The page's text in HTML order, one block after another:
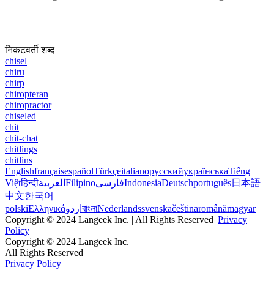
निकटवर्ती शब्द
chisel
chiru
chirp
chiropteran
chiropractor
chiseled
chit
chit-chat
chitlings
chitlins
EnglishfrançaisespañolTürkçeitalianoрусскийукраїнськаTiếng
Việtहिन्दीالعربية FilipinoفارسیIndonesiaDeutschportuguês日本語
中文한국어
polskiΕλληνικάاردو বাংলাNederlandssvenskačeštinaromânămagyar
Copyright © 2024 Langeek Inc. | All Rights Reserved |Privacy
Policy
Copyright © 2024 Langeek Inc.
All Rights Reserved
Privacy Policy